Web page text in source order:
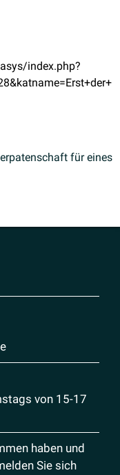
index.php?
für eines
von 15-17
haben und
Sie sich